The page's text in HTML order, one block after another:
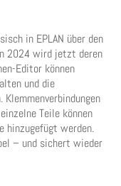
in EPLAN über den
2024 wird jetzt deren
Editor können
und die
Teile können
hinzugefügt werden.
– und sichert wieder